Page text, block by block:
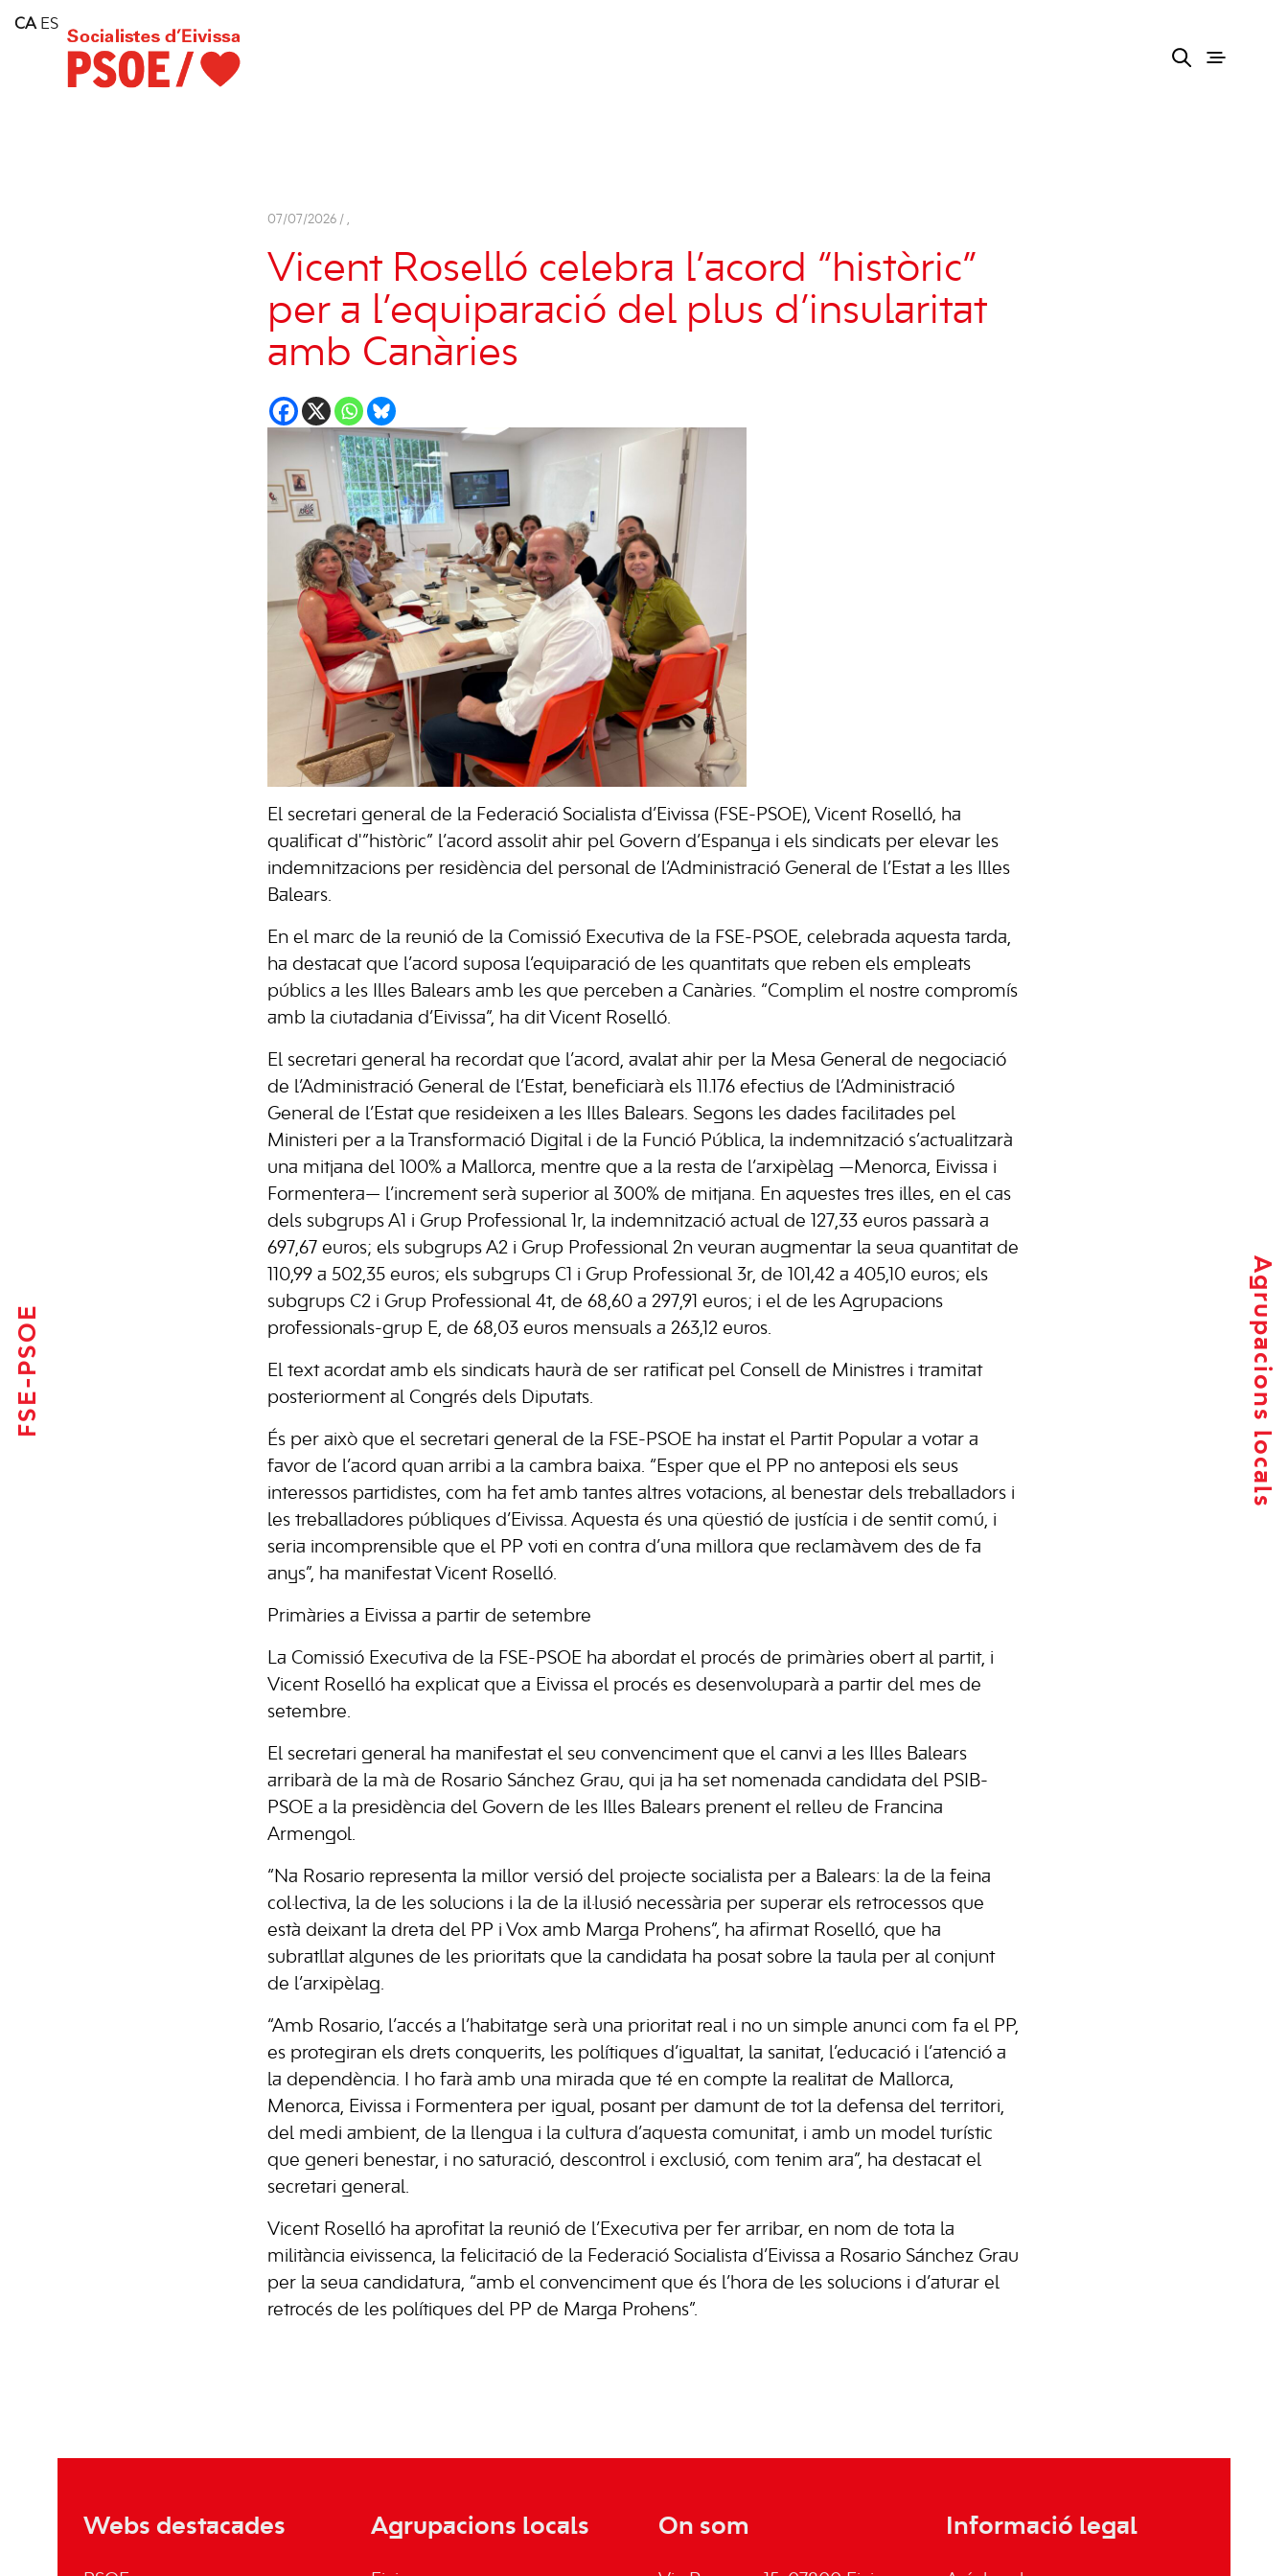
Consell Insular d'Eivissa
Services
FSE-PSOE Agrupacions locals
07/07/2026 / ,
Vicent Roselló celebra l’acord “històric”
per a l’equiparació del plus d’insularitat
amb Canàries
El secretari general de la Federació Socialista d’Eivissa (FSE-PSOE), Vicent Roselló, ha
qualificat d'”històric” l’acord assolit ahir pel Govern d’Espanya i els sindicats per elevar les
indemnitzacions per residència del personal de l’Administració General de l’Estat a les Illes
Balears.
En el marc de la reunió de la Comissió Executiva de la FSE-PSOE, celebrada aquesta tarda,
ha destacat que l’acord suposa l’equiparació de les quantitats que reben els empleats
públics a les Illes Balears amb les que perceben a Canàries. “Complim el nostre compromís
amb la ciutadania d’Eivissa”, ha dit Vicent Roselló.
El secretari general ha recordat que l’acord, avalat ahir per la Mesa General de negociació
de l’Administració General de l’Estat, beneficiarà els 11.176 efectius de l’Administració
General de l’Estat que resideixen a les Illes Balears. Segons les dades facilitades pel
Ministeri per a la Transformació Digital i de la Funció Pública, la indemnització s’actualitzarà
una mitjana del 100% a Mallorca, mentre que a la resta de l’arxipèlag —Menorca, Eivissa i
Formentera— l’increment serà superior al 300% de mitjana. En aquestes tres illes, en el cas
dels subgrups A1 i Grup Professional 1r, la indemnització actual de 127,33 euros passarà a
697,67 euros; els subgrups A2 i Grup Professional 2n veuran augmentar la seua quantitat de
110,99 a 502,35 euros; els subgrups C1 i Grup Professional 3r, de 101,42 a 405,10 euros; els
subgrups C2 i Grup Professional 4t, de 68,60 a 297,91 euros; i el de les Agrupacions
professionals-grup E, de 68,03 euros mensuals a 263,12 euros.
El text acordat amb els sindicats haurà de ser ratificat pel Consell de Ministres i tramitat
posteriorment al Congrés dels Diputats.
És per això que el secretari general de la FSE-PSOE ha instat el Partit Popular a votar a
favor de l’acord quan arribi a la cambra baixa. “Esper que el PP no anteposi els seus
interessos partidistes, com ha fet amb tantes altres votacions, al benestar dels treballadors i
les treballadores públiques d’Eivissa. Aquesta és una qüestió de justícia i de sentit comú, i
seria incomprensible que el PP voti en contra d’una millora que reclamàvem des de fa
anys”, ha manifestat Vicent Roselló.
Primàries a Eivissa a partir de setembre
La Comissió Executiva de la FSE-PSOE ha abordat el procés de primàries obert al partit, i
Vicent Roselló ha explicat que a Eivissa el procés es desenvoluparà a partir del mes de
setembre.
El secretari general ha manifestat el seu convenciment que el canvi a les Illes Balears
arribarà de la mà de Rosario Sánchez Grau, qui ja ha set nomenada candidata del PSIB-
PSOE a la presidència del Govern de les Illes Balears prenent el relleu de Francina
Armengol.
“Na Rosario representa la millor versió del projecte socialista per a Balears: la de la feina
col·lectiva, la de les solucions i la de la il·lusió necessària per superar els retrocessos que
està deixant la dreta del PP i Vox amb Marga Prohens”, ha afirmat Roselló, que ha
subratllat algunes de les prioritats que la candidata ha posat sobre la taula per al conjunt
de l’arxipèlag.
“Amb Rosario, l’accés a l’habitatge serà una prioritat real i no un simple anunci com fa el PP,
es protegiran els drets conquerits, les polítiques d’igualtat, la sanitat, l’educació i l’atenció a
la dependència. I ho farà amb una mirada que té en compte la realitat de Mallorca,
Menorca, Eivissa i Formentera per igual, posant per damunt de tot la defensa del territori,
del medi ambient, de la llengua i la cultura d’aquesta comunitat, i amb un model turístic
que generi benestar, i no saturació, descontrol i exclusió, com tenim ara”, ha destacat el
secretari general.
Vicent Roselló ha aprofitat la reunió de l’Executiva per fer arribar, en nom de tota la
militància eivissenca, la felicitació de la Federació Socialista d’Eivissa a Rosario Sánchez Grau
per la seua candidatura, “amb el convenciment que és l’hora de les solucions i d’aturar el
retrocés de les polítiques del PP de Marga Prohens”.
Webs destacades Agrupacions locals On som Informació legal
CA ES